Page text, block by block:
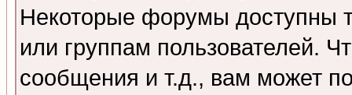
Некоторые форумы доступны
или группам пользователей.
сообщения и т.д., вам может